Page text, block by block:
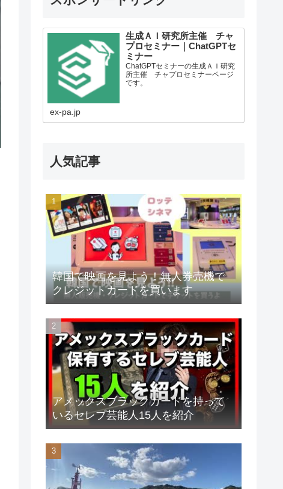
生成ＡＩ研究所主催 チャ
プロセミナー｜ChatGPTセ
ミナー
ChatGPTセミナーの生成ＡＩ研究
所主催 チャプロセミナーページ
です。
ex-pa.jp
人気記事
韓国で映画を見よう！無人券売機で
クレジットカードを買います
アメックスブラックカードを持って
いるセレブ芸能人15人を紹介